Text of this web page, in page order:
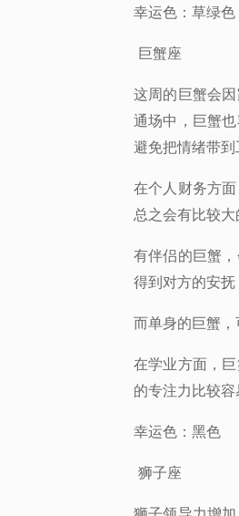
幸运色： 草绿色
巨蟹座
这周的巨蟹会
通场中，巨蟹
避免把情绪带到
在个人财务方面
总之会有比较大
有伴侣的巨蟹，
得到对方的安抚
而单身的巨蟹
在学业方面 ，
的专注力比较
幸运色： 黑色
狮子座